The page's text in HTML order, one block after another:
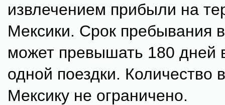
извлечением прибыли на
Мексики. Срок пребывания
может превышать 180 дней
одной поездки. Количество
Мексику не ограничено.